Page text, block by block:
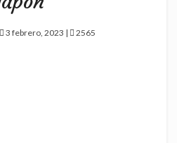
3 febrero, 2023 | 2565